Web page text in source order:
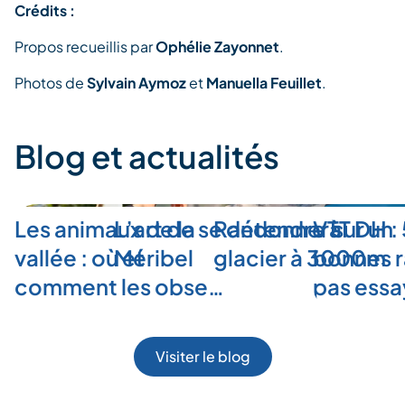
Crédits :
Propos recueillis parOphélie Zayonnet.
Photos deSylvain AymozetManuella Feuillet.
Blog et actualités
Les animaux de la
vallée : où et
comment les obse…
L’art de se détendre à
Méribel
Randonner sur un
glacier à 3000m
VTT DH
bonnes
pas
Visiter le blog